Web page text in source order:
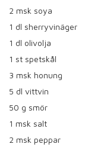
2 msk soya
1 dl sherryvinäger
1 dl olivolja
1 st spetskål
3 msk honung
5 dl vittvin
50 g smör
1 msk salt
2 msk peppar